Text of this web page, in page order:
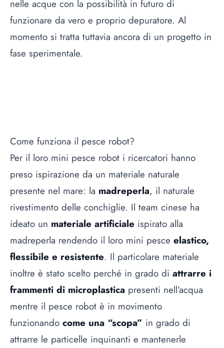
nelle acque con la possibilità in futuro di
funzionare da vero e proprio depuratore. Al
momento si tratta tuttavia ancora di un progetto in
fase sperimentale.
Come funziona il pesce robot?
Per il loro mini pesce robot i ricercatori hanno
preso ispirazione da un materiale naturale
presente nel mare: la madreperla, il naturale
rivestimento delle conchiglie. Il team cinese ha
ideato un materiale artificiale ispirato alla
madreperla rendendo il loro mini pesce elastico,
flessibile e resistente. Il particolare materiale
inoltre è stato scelto perché in grado di attrarre i
frammenti di microplastica presenti nell’acqua
mentre il pesce robot è in movimento
funzionando come una “scopa” in grado di
attrarre le particelle inquinanti e mantenerle